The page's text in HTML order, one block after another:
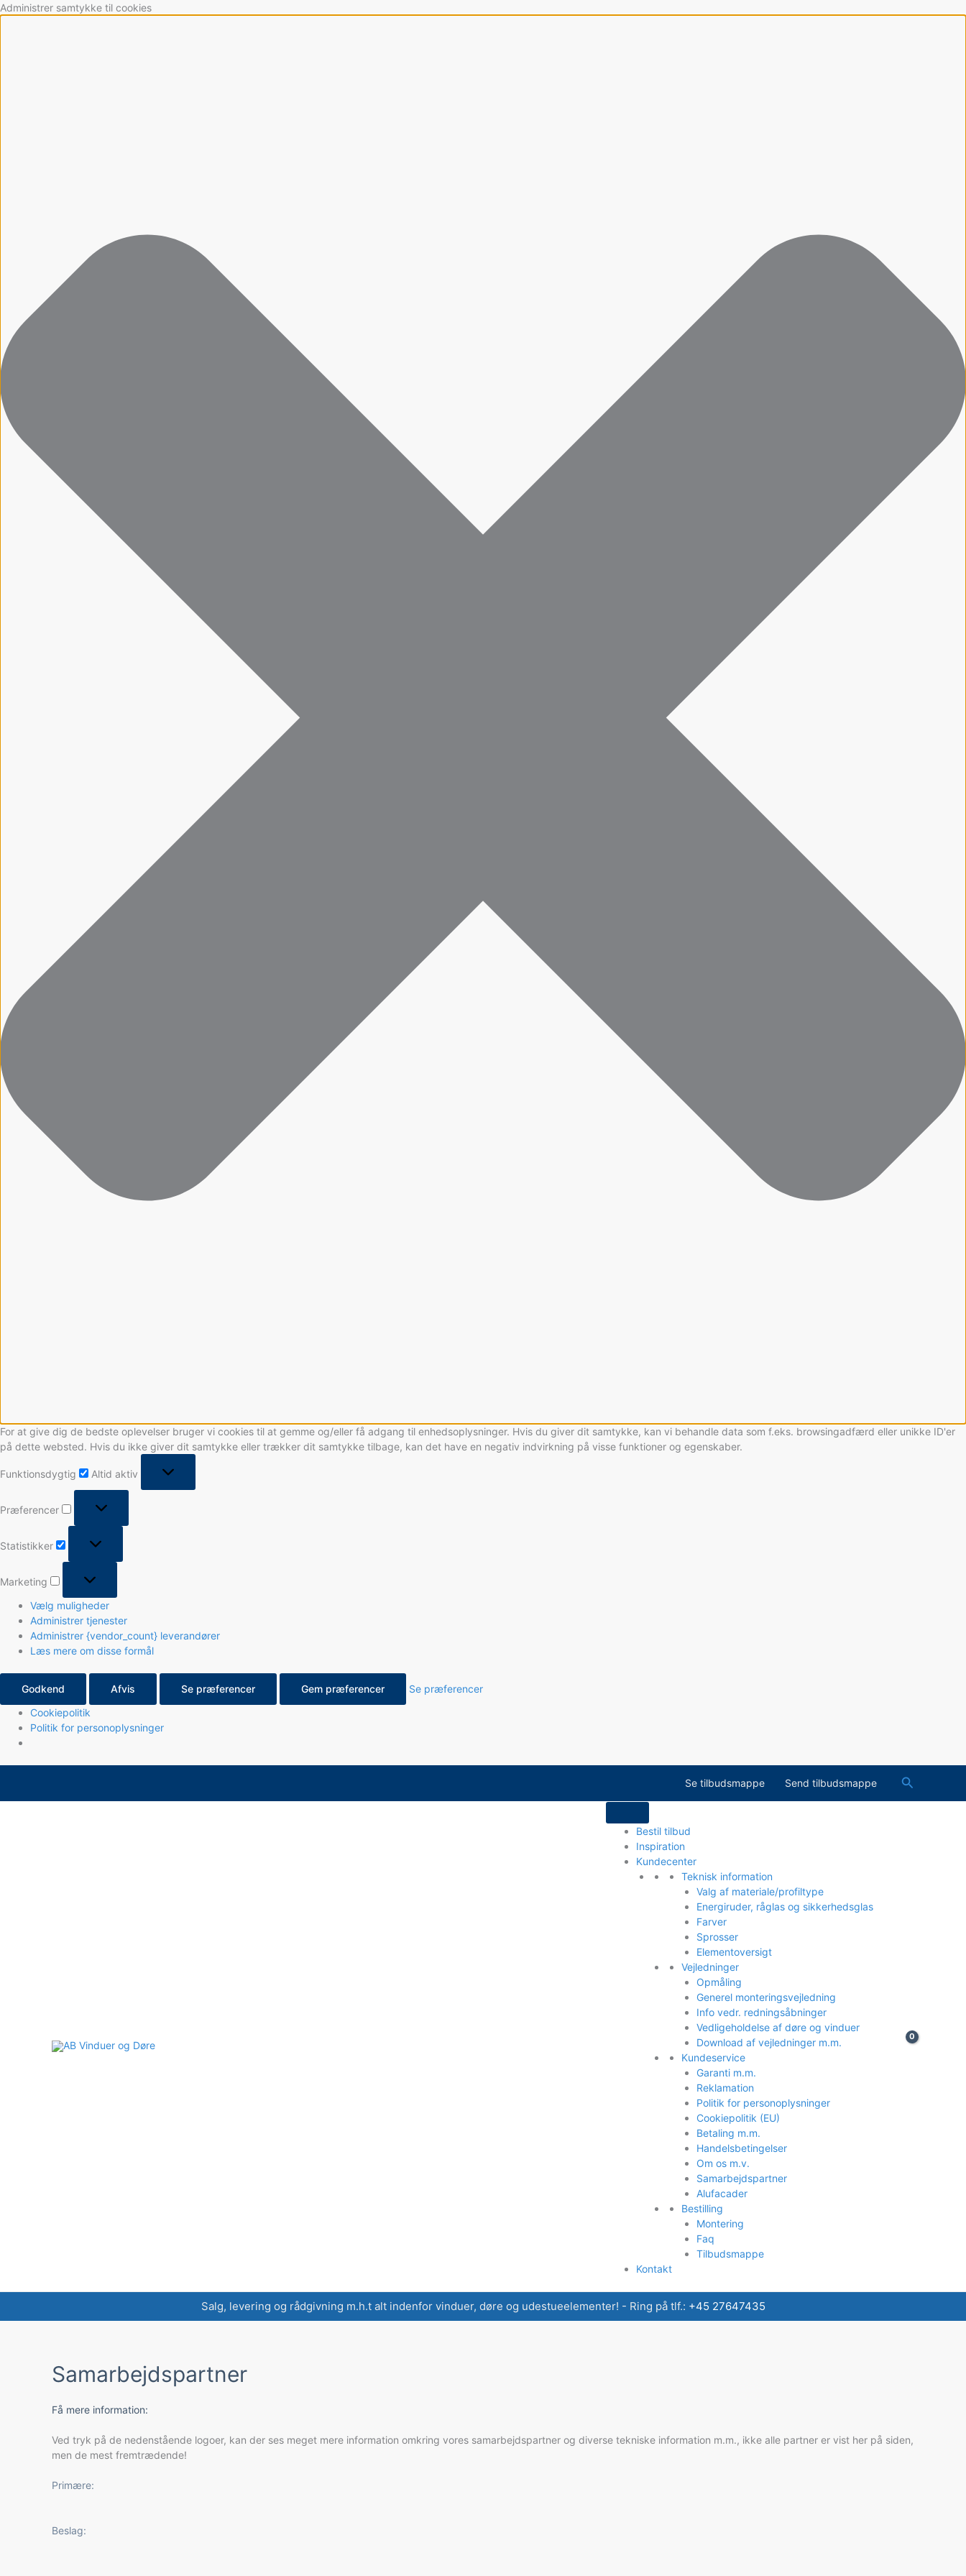
Administrer samtykke til cookies
For at give dig de bedste oplevelser bruger vi cookies til at gemme og/eller få adgang til enhedsoplysninger. Hvis du giver dit samtykke, kan vi behandle data som f.eks. browsingadfærd eller unikke ID'er
på dette websted. Hvis du ikke giver dit samtykke eller trækker dit samtykke tilbage, kan det have en negativ indvirkning på visse funktioner og egenskaber.
Funktionsdygtig
Funktionsdygtig
Altid aktiv
Præferencer
Præferencer
Statistikker
Statistikker
Marketing
Marketing
Vælg muligheder
Administrer tjenester
Administrer {vendor_count} leverandører
Læs mere om disse formål
Godkend Afvis Se præferencer Gem præferencer
Se præferencer
Cookiepolitik
Politik for personoplysninger
Gå
Se tilbudsmappe Send tilbudsmappe Søg
Bestil tilbud
Inspiration
Kundecenter
Teknisk information
Valg af materiale/profiltype
Energiruder, råglas og sikkerhedsglas
Farver
Sprosser
Elementoversigt
Vejledninger
Opmåling
Generel monteringsvejledning
Info vedr. redningsåbninger
Vedligeholdelse af døre og vinduer
Download af vejledninger m.m.
Kundeservice
Garanti m.m.
Reklamation
Politik for personoplysninger
Cookiepolitik (EU)
Betaling m.m.
Handelsbetingelser
Om os m.v.
Samarbejdspartner
Alufacader
Bestilling
Montering
Faq
Tilbudsmappe
Kontakt
Salg, levering og rådgivning m.h.t alt indenfor vinduer, døre og udestueelementer! - Ring på tlf.: +45 27647435
Samarbejdspartner
Få mere information:
Ved tryk på de nedenstående logoer, kan der ses meget mere information omkring vores samarbejdspartner og diverse tekniske information m.m., ikke alle partner er vist her på siden,
men de mest fremtrædende!
Primære:
Beslag: